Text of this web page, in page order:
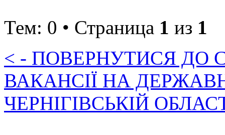
Тем: 0 • Страница 1 из 1
< - ПОВЕРНУТИСЯ ДО
ВАКАНСІЇ НА
ЧЕРНІГІВСЬКІЙ